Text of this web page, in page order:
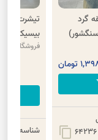
گرد
سنگشور)
تومان
64236
content_copy
تیشرت
بیسیکG
فروشگاه گیلار
شناسه